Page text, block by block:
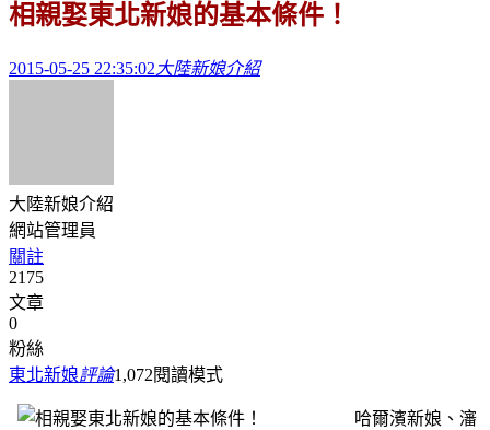
相親娶東北新娘的基本條件！
2015-05-25 22:35:02 大陸新娘介紹
大陸新娘介紹
網站管理員
關註
2175
文章
0
粉絲
東北新娘評論1,072閱讀模式
哈爾濱新娘、瀋